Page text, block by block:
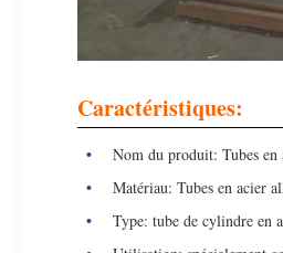
Caractéristiques:
Nom du produit: Tubes en
Matériau: Tubes en acier
Type: tube de cylindre en